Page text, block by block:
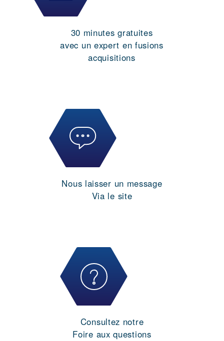
30 minutes gratuites
avec un expert en fusions
acquisitions
Nous laisser un message
Via le site
Consultez notre
Foire aux questions